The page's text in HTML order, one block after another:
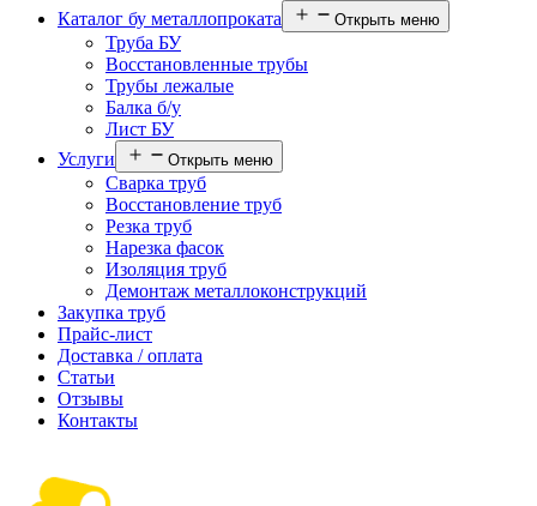
Каталог бу металлопроката
Открыть меню
Труба БУ
Восстановленные трубы
Трубы лежалые
Балка б/у
Лист БУ
Услуги
Открыть меню
Сварка труб
Восстановление труб
Резка труб
Нарезка фасок
Изоляция труб
Демонтаж металлоконструкций
Закупка труб
Прайс-лист
Доставка / оплата
Статьи
Отзывы
Контакты